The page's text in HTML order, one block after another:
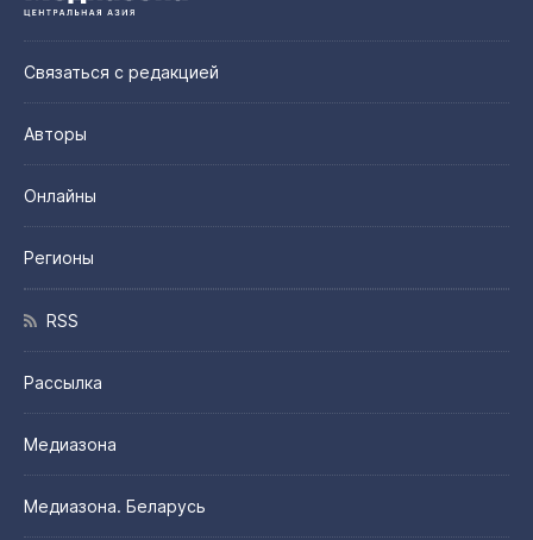
Связаться с редакцией
Авторы
Онлайны
Регионы
RSS
Рассылка
Медиазона
Медиазона. Беларусь